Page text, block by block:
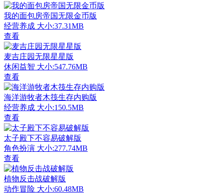
我的面包房帝国无限金币版
经营养成 大小:37.31MB
查看
麦吉庄园无限星星版
休闲益智 大小:547.76MB
查看
海洋游牧者木筏生存内购版
经营养成 大小:150.5MB
查看
太子殿下不容易破解版
角色扮演 大小:277.74MB
查看
植物反击战破解版
动作冒险 大小:60.48MB